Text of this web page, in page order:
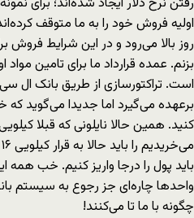
اولیه فروش خود را به ما متوقف
روز بالا می‌رود و در این شرایط فروش
بزنم. عمده قرارداد ما برای تامین مواد
است. تراکتورسازی از طریق بانک ال سی
برعهده می‌گیرد اما جدیدا می‌گوید که
باید پول را درجا واریز کنیم. خب همه
واحدها چاره‌ای جز رجوع به سیستم
چگونه با ما تا می‌کنند!